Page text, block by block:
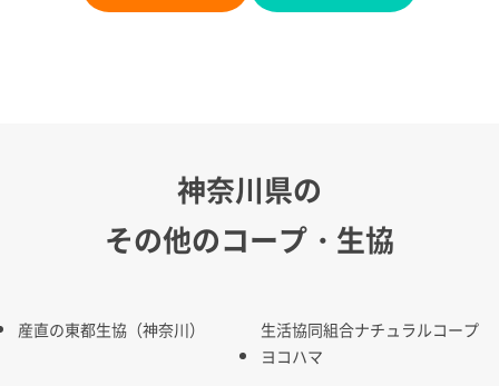
神奈川県の
その他のコープ・生協
産直の東都生協（神奈川）
生活協同組合ナチュラルコープ
ヨコハマ